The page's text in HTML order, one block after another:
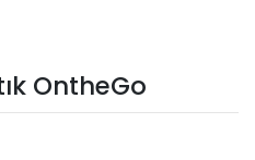
OntheGo